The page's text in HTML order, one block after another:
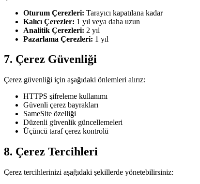
Oturum Çerezleri: Tarayıcı kapatılana kadar
Kalıcı Çerezler: 1 yıl veya daha uzun
Analitik Çerezleri: 2 yıl
Pazarlama Çerezleri: 1 yıl
7. Çerez Güvenliği
Çerez güvenliği için aşağıdaki önlemleri alırız:
HTTPS şifreleme kullanımı
Güvenli çerez bayrakları
SameSite özelliği
Düzenli güvenlik güncellemeleri
Üçüncü taraf çerez kontrolü
8. Çerez Tercihleri
Çerez tercihlerinizi aşağıdaki şekillerde yönetebilirsiniz: